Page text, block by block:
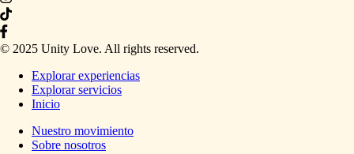
© 2025 Unity Love. All rights reserved.
Explorar experiencias
Explorar servicios
Inicio
Nuestro movimiento
Sobre nosotros